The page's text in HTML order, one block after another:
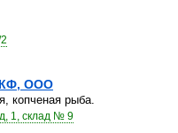
ООО
копченая рыба.
1, склад № 9